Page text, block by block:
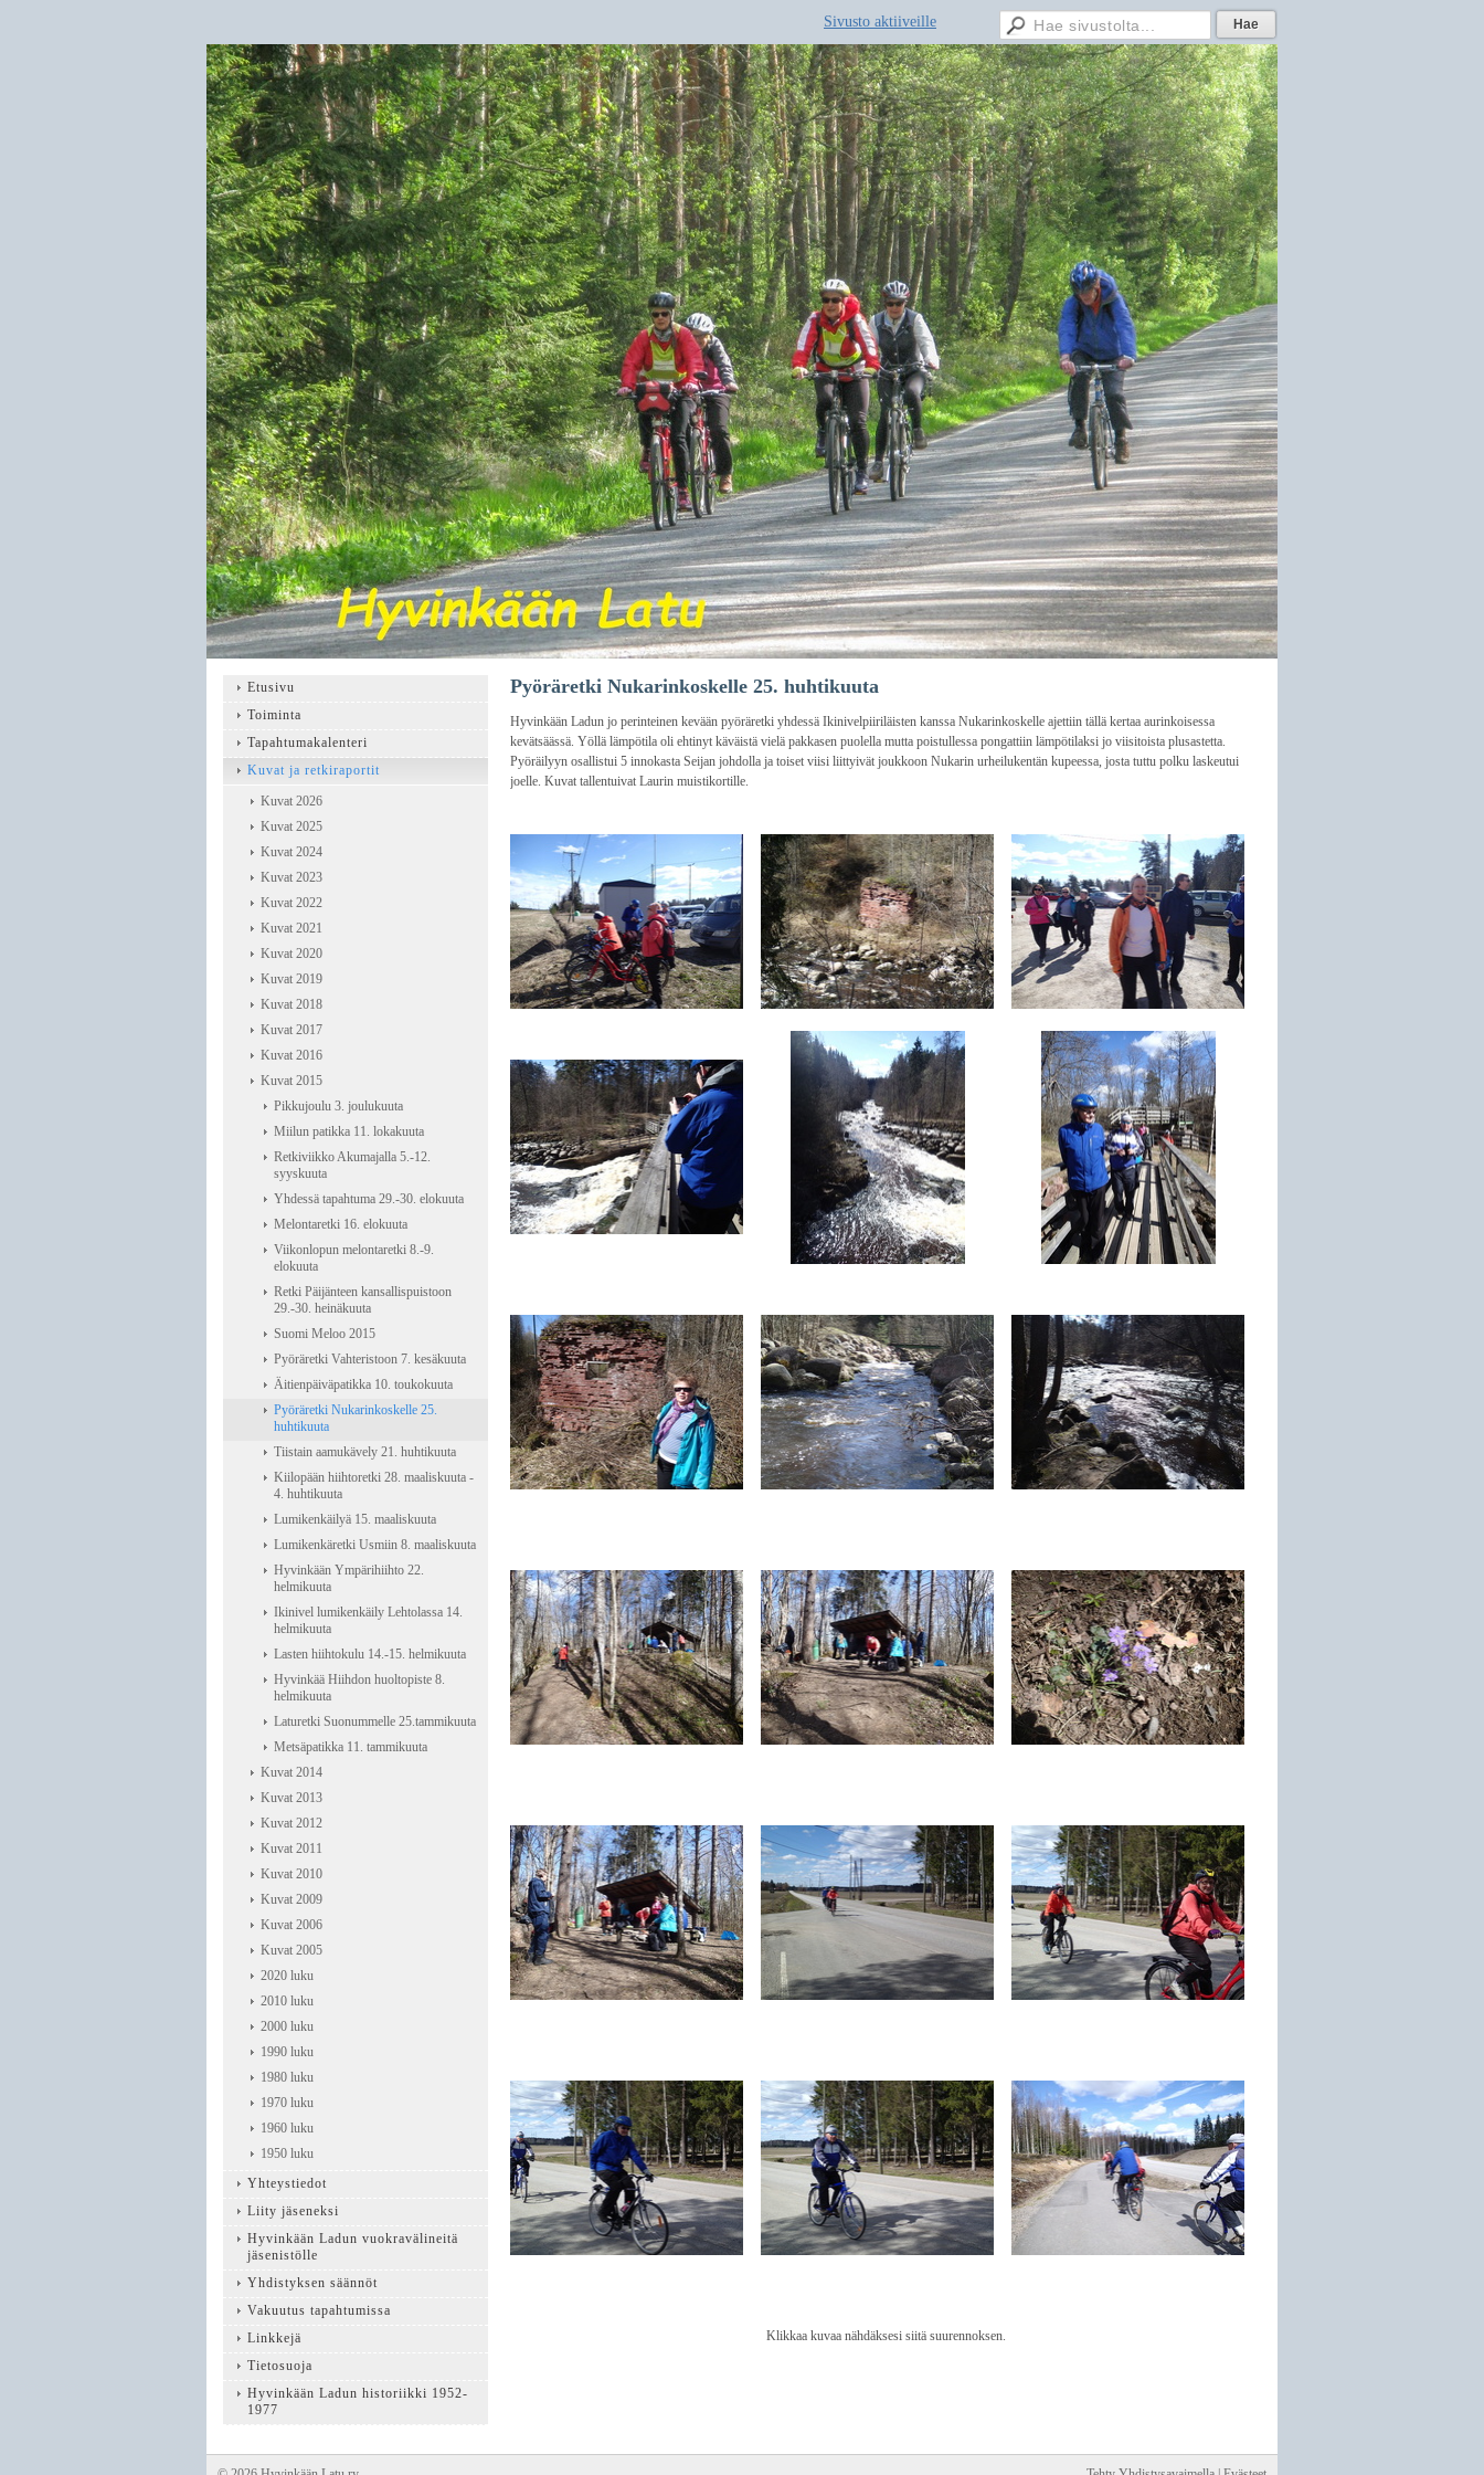
Sivusto aktiiveille
Pyöräretki Nukarinkoskelle 25. huhtikuuta
Hyvinkään Ladun jo perinteinen kevään pyöräretki yhdessä Ikinivelpiiriläisten kanssa Nukarinkoskelle ajettiin tällä kertaa aurinkoisessa
kevätsäässä. Yöllä lämpötila oli ehtinyt käväistä vielä pakkasen puolella mutta poistullessa pongattiin lämpötilaksi jo viisitoista plusastetta.
Pyöräilyyn osallistui 5 innokasta Seijan johdolla ja toiset viisi liittyivät joukkoon Nukarin urheilukentän kupeessa, josta tuttu polku laskeutui
joelle. Kuvat tallentuivat Laurin muistikortille.
Klikkaa kuvaa nähdäksesi siitä suurennoksen.
Etusivu
Toiminta
Tapahtumakalenteri
Kuvat ja retkiraportit
Kuvat 2026
Kuvat 2025
Kuvat 2024
Kuvat 2023
Kuvat 2022
Kuvat 2021
Kuvat 2020
Kuvat 2019
Kuvat 2018
Kuvat 2017
Kuvat 2016
Kuvat 2015
Pikkujoulu 3. joulukuuta
Miilun patikka 11. lokakuuta
Retkiviikko Akumajalla 5.-12.
syyskuuta
Yhdessä tapahtuma 29.-30. elokuuta
Melontaretki 16. elokuuta
Viikonlopun melontaretki 8.-9.
elokuuta
Retki Päijänteen kansallispuistoon
29.-30. heinäkuuta
Suomi Meloo 2015
Pyöräretki Vahteristoon 7. kesäkuuta
Äitienpäiväpatikka 10. toukokuuta
Pyöräretki Nukarinkoskelle 25.
huhtikuuta
Tiistain aamukävely 21. huhtikuuta
Kiilopään hiihtoretki 28. maaliskuuta -
4. huhtikuuta
Lumikenkäilyä 15. maaliskuuta
Lumikenkäretki Usmiin 8. maaliskuuta
Hyvinkään Ympärihiihto 22.
helmikuuta
Ikinivel lumikenkäily Lehtolassa 14.
helmikuuta
Lasten hiihtokulu 14.-15. helmikuuta
Hyvinkää Hiihdon huoltopiste 8.
helmikuuta
Laturetki Suonummelle 25.tammikuuta
Metsäpatikka 11. tammikuuta
Kuvat 2014
Kuvat 2013
Kuvat 2012
Kuvat 2011
Kuvat 2010
Kuvat 2009
Kuvat 2006
Kuvat 2005
2020 luku
2010 luku
2000 luku
1990 luku
1980 luku
1970 luku
1960 luku
1950 luku
Yhteystiedot
Liity jäseneksi
Hyvinkään Ladun vuokravälineitä
jäsenistölle
Yhdistyksen säännöt
Vakuutus tapahtumissa
Linkkejä
Tietosuoja
Hyvinkään Ladun historiikki 1952-
1977